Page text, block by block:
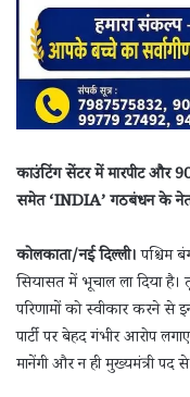
काउंटिंग सेंटर में मारपीट और
समेत ‘INDIA’ गठबंधन के
कोलकाता/नई दिल्ली।पश्चिम
सियासत में भूचाल ला दिया
परिणामों को स्वीकार करने
पार्टी पर बेहद गंभीर आरोप
मानेंगी और न ही मुख्यमंत्री पद से